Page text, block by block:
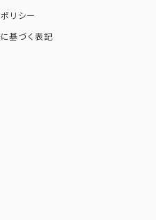
リシー
基づく表記